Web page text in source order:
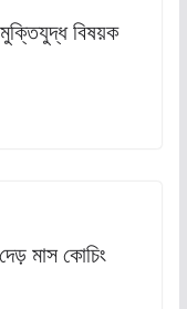
বিষয়ক
মাস কোচিং